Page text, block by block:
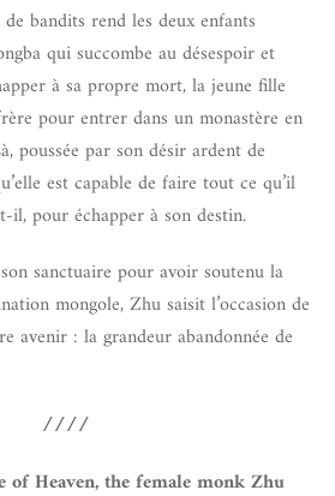
bandits rend les deux enfants
qui succombe au désespoir et
à sa propre mort, la jeune fille
pour entrer dans un monastère en
poussée par son désir ardent de
est capable de faire tout ce qu’il
il, pour échapper à son destin.
sanctuaire pour avoir soutenu la
mongole, Zhu saisit l’occasion de
avenir : la grandeur abandonnée de
////
of Heaven, the female monk Zhu